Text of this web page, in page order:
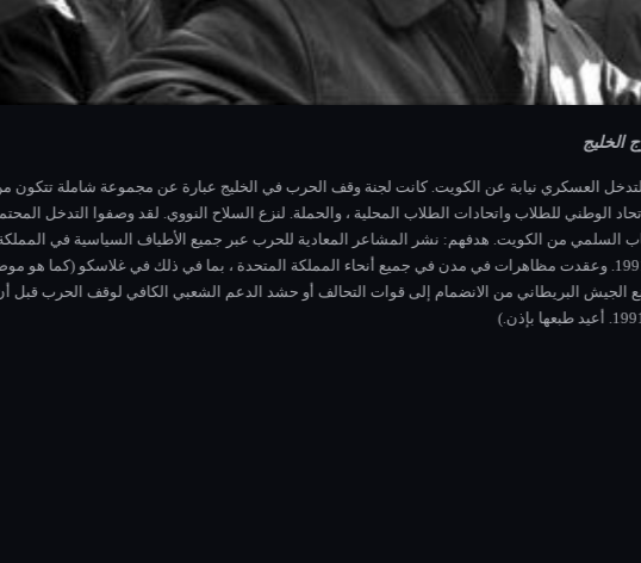
أسبوع ، نظم النشطاء البريطانيون المناهضون للحرب ، بقيادة لجنة وقف الحرب في الخليج ،
، ومعظم أعضاء حزب العمال اليساريين ، ومنظمات كنسية مختلفة ، والعديد من النقابات العمالية
وإمبريالي ، وفضلوا إعطاء عقوبات الأمم المتحدة الاقتصادية ضد العراق الوقت للضغط على
بدء حرب الخليج. . على الرغم من القوة السياسية المشتركة لهذه المنظمات ، إلا أنها لم تكن
وقف إطلاق النار في 3 مارس 1991. ( الصورة و © لديريك كوبلاند ، غلاسكو ، فبراير 1991. أعيد طبعها بإذن.)